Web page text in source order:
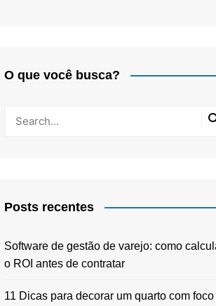
O que você busca?
Posts recentes
Software de gestão de varejo: como
o ROI antes de contratar
11 Dicas para decorar um quarto com foco